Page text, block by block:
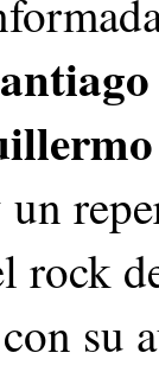
rock
su